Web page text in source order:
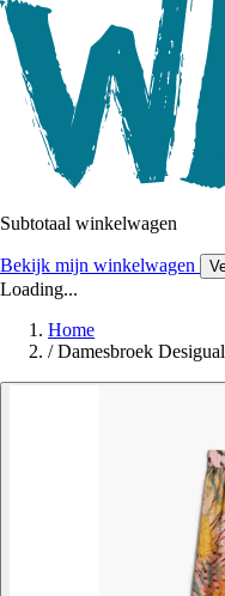
Subtotaal winkelwagen
Bekijk mijn winkelwagen
Loading...
Home
/ Damesbroek